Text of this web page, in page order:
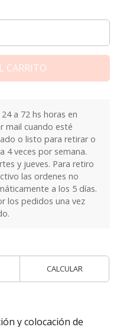
CARRITO
a 72 hs horas en
mail cuando esté
o listo para retirar o
4 veces por semana.
y jueves. Para retiro
las ordenes no
a los 5 días.
los pedidos una vez
CALCULAR
y colocación de